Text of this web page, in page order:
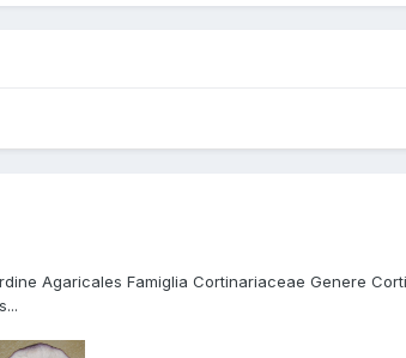
Agaricales Famiglia Cortinariaceae Genere